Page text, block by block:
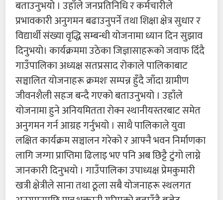
बताउनुभयो । उहाँले जनप्रतिनिधि र कर्मचारीले
प्रभावकारी अनुगमन बढाउनुपर्ने तथा शिक्षा क्षेत्र सुधार र
विद्यार्थी संख्या वृद्धि सम्बन्धी योजनामा ध्यान दिन सुझाव
दिनुभयो। कार्यक्रममा उठेका जिज्ञासाहरूको जवाफ दिँदै
गाउँपालिका अध्यक्ष सतप्रसाद रोकाले पालिकाबाट
सञ्चालित योजनाहरू क्रमशः सम्पन्न हुँदै जाँदा ग्रामीण
जीवनशैली सहज बन्दै गएको बताउनुभयो । उहाँले
योजनामा हुने अनियमितता रोक्न स्थानीयस्तरबाट समेत
अनुगमन गर्न आग्रह गर्नुभयो । साथै पालिकाले युवा
लक्षित कार्यक्रम सञ्चालन गरेको र आफ्नै भवन निर्माणका
लागि जग्गा प्राप्तिमा ढिलाइ भए पनि अब छिट्टै टुंगो लाग्ने
जानकारी दिनुभयो ।गाउँपालिका उपाध्यक्ष प्रेमकुमारी
खत्री क्षेत्रीले साना तथा ठूला सबै योजनाहरू स्थलगत